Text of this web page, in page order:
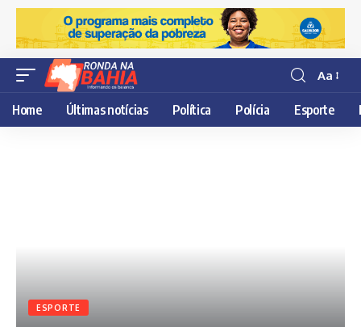
Resisor
de
fonte
Aa
Home Últimas notícias Política Polícia Esporte
ESPORTE